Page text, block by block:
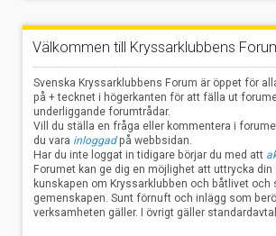
Välkommen till Kryssarklubbens
Svenska Kryssarklubbens Forum är öppet för
på + tecknet i högerkanten för att fälla ut
underliggande forumtrådar.
Vill du ställa en fråga eller kommentera i
du vara inloggadpå webbsidan.
Har du inte loggat in tidigare börjar du med att
Forumet kan ge dig en möjlighet att uttrycka din
kunskapen om Kryssarklubben och båtlivet och
gemenskapen. Sunt förnuft och inlägg som
verksamheten gäller. I övrigt gäller